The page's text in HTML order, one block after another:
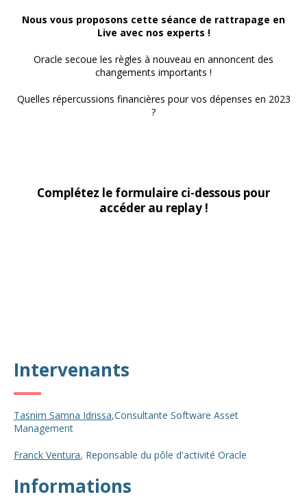
Nous vous proposons cette séance de rattrapage en
Live avec nos experts !
Oracle secoue les règles à nouveau en annoncent des
changements importants !
Quelles répercussions financières pour vos dépenses en 2023
?
Complétez le formulaire ci-dessous pour
accéder au replay !
Intervenants
Tasnim Samna Idrissa,Consultante Software Asset
Management
Franck Ventura, Reponsable du pôle d'activité Oracle
Informations